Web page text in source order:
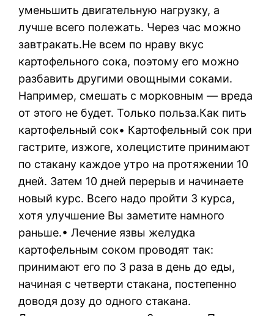
уменьшить двигательную нагрузку, а
лучше всего полежать. Через час можно
завтракать.Не всем по нраву вкус
картофельного сока, поэтому его можно
разбавить другими овощными соками.
Например, смешать с морковным — вреда
от этого не будет. Только польза.Как пить
картофельный сок• Картофельный сок при
гастрите, изжоге, холецистите принимают
по стакану каждое утро на протяжении 10
дней. Затем 10 дней перерыв и начинаете
новый курс. Всего надо пройти 3 курса,
хотя улучшение Вы заметите намного
раньше.• Лечение язвы желудка
картофельным соком проводят так:
принимают его по 3 раза в день до еды,
начиная с четверти стакана, постепенно
доводя дозу до одного стакана.